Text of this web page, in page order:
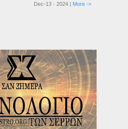
Dec-13 - 2024 | More ->